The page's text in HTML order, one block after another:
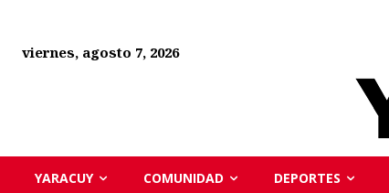
viernes, agosto 7, 2026
YARACUY COMUNIDAD DEPORTES